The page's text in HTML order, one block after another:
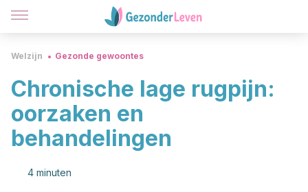
Welzijn Gezonde gewoontes
Chronische lage rugpijn:
oorzaken en
behandelingen
4 minuten